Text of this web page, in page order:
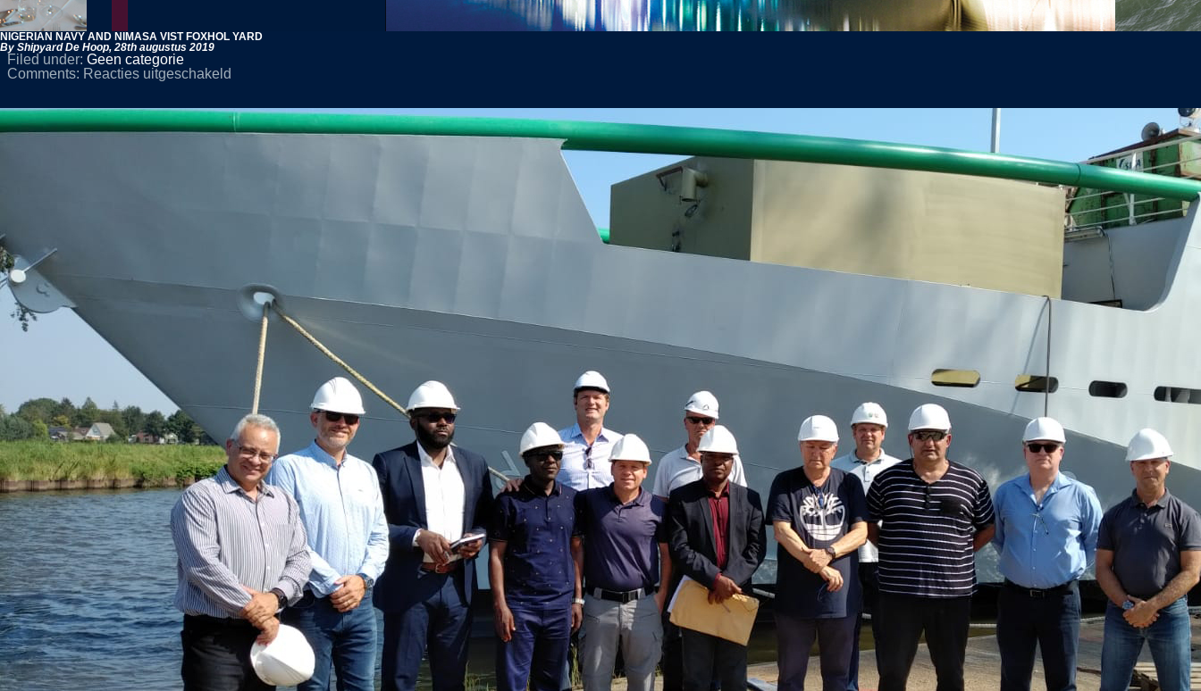
NIGERIAN NAVY AND NIMASA VIST FOXHOL YARD
By Shipyard De Hoop, 28th augustus 2019
Filed under: Geen categorie
Comments: Reacties uitgeschakeld
AND
NIMASA